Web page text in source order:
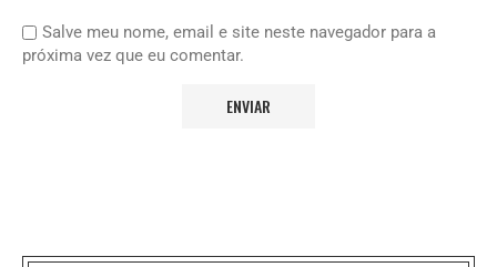
Salve meu nome, email e site neste navegador para a
próxima vez que eu comentar.